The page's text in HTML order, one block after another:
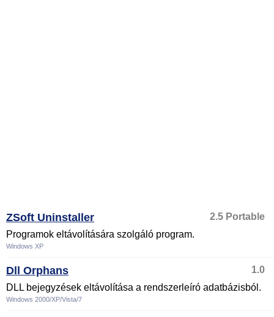
ZSoft Uninstaller
2.5 Portable
Programok eltávolítására szolgáló program.
Windows XP
Dll Orphans
1.0
DLL bejegyzések eltávolítása a rendszerleíró adatbázisból.
Windows 2000/XP/Vista/7